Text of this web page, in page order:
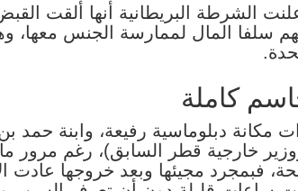
الشرطة البريطانية أنها ألقت
المال لممارسة الجنس معها،
كاملة
مكانة دبلوماسية رفيعة، وابنة حمد
خارجية قطر السابق)، رغم مرور
فبمجرد مجيئها وبعد خروجها عادت